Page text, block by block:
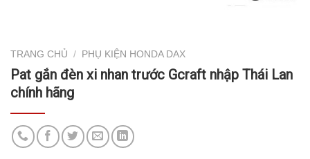
TRANG CHỦ / PHỤ KIỆN HONDA DAX
Pat gắn đèn xi nhan trước Gcraft nhập Thái Lan
chính hãng